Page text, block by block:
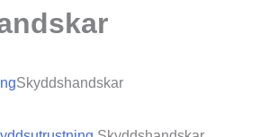
Skyddshandskar